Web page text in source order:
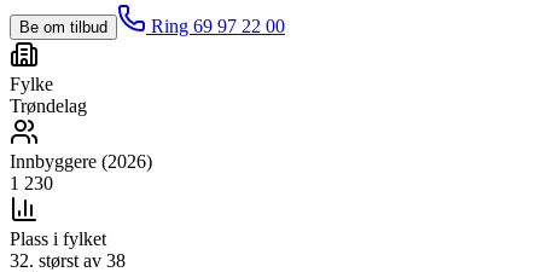
Be om tilbud Ring 69 97 22 00
Fylke
Trøndelag
Innbyggere (2026)
1 230
Plass i fylket
32. størst av 38